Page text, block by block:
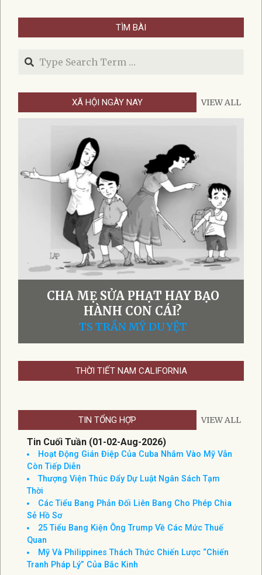
TÌM BÀI
Search
XÃ HỘI NGÀY NAY VIEW ALL
NHÂN VĂN VÀ THIẾU TRƯỞNG
THÀNH!
THỜI TIẾT NAM CALIFORNIA
Tin Cuối Tuần (01-02-Aug-2026)
Hoạt Động Gián Điệp Của Cuba Nhắm Vào Mỹ Vẫn
Còn Tiếp Diễn
Thượng Viện Thúc Đẩy Dự Luật Ngân Sách Tạm
Thời
Các Tiểu Bang Phản Đối Liên Bang Cho Phép Chia